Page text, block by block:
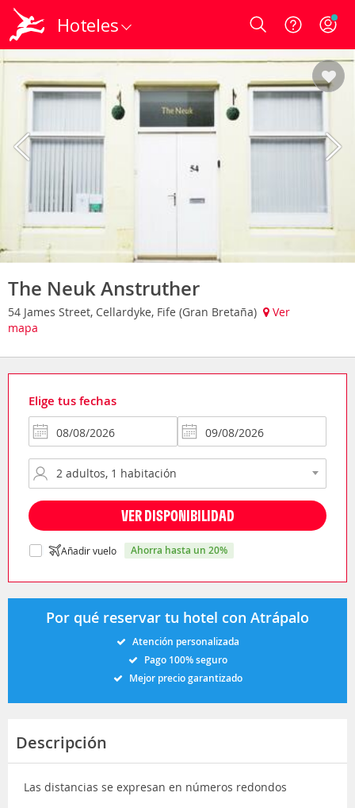
Hoteles Login
The Neuk Anstruther
54 James Street, Cellardyke, Fife (Gran Bretaña)
Ver
mapa
Elige tus fechas
VER DISPONIBILIDAD
Añadir vuelo ahorra hasta un 20%
Por qué reservar tu hotel con Atrápalo
Atención personalizada
Pago 100% seguro
Mejor precio garantizado
Descripción
Las distancias se expresan en números redondos